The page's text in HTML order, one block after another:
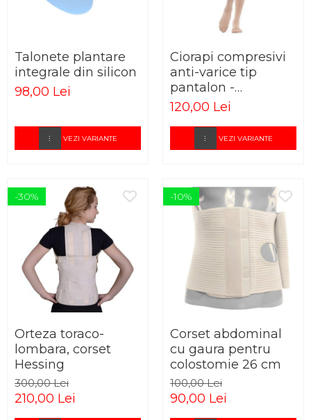
Talonete plantare
integrale din silicon
98,00 Lei
VEZI VARIANTE
Ciorapi compresivi
anti-varice tip
pantalon -
ELASTOFIT AM
120,00 Lei
VEZI VARIANTE
-30%
Orteza toraco-
lombara, corset
Hessing
300,00 Lei
210,00 Lei
-10%
Corset abdominal
cu gaura pentru
colostomie 26 cm
100,00 Lei
90,00 Lei